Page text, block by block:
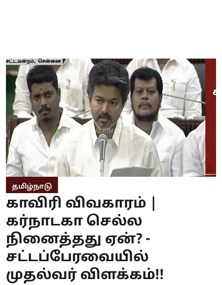
தமிழ்நாடு
காவிரி விவகாரம் |
கர்நாடகா செல்ல
நினைத்தது ஏன்? -
சட்டப்பேரவையில்
முதல்வர் விளக்கம்!!